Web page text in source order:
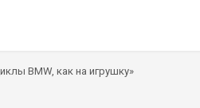
BMW, как на игрушку»